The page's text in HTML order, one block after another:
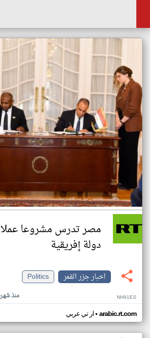
مصر تدرس مشروعا
دولة إفريقية
اخبار جزر القمر
Politics
منذ NH91ES
ار تي عربي• arabic.rt.com